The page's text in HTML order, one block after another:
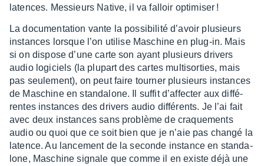
latences. Messieurs Native, il va falloir opti­mi­ser !
La docu­men­ta­tion vante la possi­bi­lité d’avoir plusieurs
instances lorsque l’on utilise Maschine en plug-in. Mais
si on dispose d’une carte son ayant plusieurs drivers
audio logi­ciels (la plupart des cartes multi­sor­ties, mais
pas seule­ment), on peut faire tour­ner plusieurs instances
de Maschine en stan­da­lone. Il suffit d’af­fec­ter aux diffé­
rentes instances des drivers audio diffé­rents. Je l’ai fait
avec deux instances sans problème de craque­ments
audio ou quoi que ce soit bien que je n’aie pas changé la
latence. Au lance­ment de la seconde instance en stan­da­
lone, Maschine signale que comme il en existe déjà une